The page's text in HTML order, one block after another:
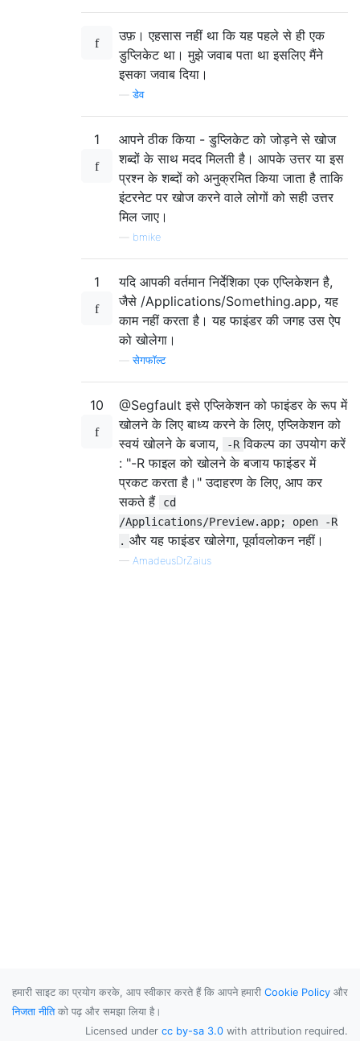
उफ़। एहसास नहीं था कि यह पहले से ही एक
डुप्लिकेट था। मुझे जवाब पता था इसलिए मैंने
इसका जवाब दिया।
—डेव
1
आपने ठीक किया - डुप्लिकेट को जोड़ने से खोज
शब्दों के साथ मदद मिलती है। आपके उत्तर या इस
प्रश्न के शब्दों को अनुक्रमित किया जाता है ताकि
इंटरनेट पर खोज करने वाले लोगों को सही उत्तर
मिल जाए।
bmike
1
यदि आपकी वर्तमान निर्देशिका एक एप्लिकेशन है,
जैसे /Applications/Something.app, यह
काम नहीं करता है। यह फाइंडर की जगह उस ऐप
को खोलेगा।
—सेगफॉल्ट
10
@Segfault इसे एप्लिकेशन को फाइंडर के रूप में
खोलने के लिए बाध्य करने के लिए, एप्लिकेशन को
स्वयं खोलने के बजाय,
-R विकल्प का उपयोग करें
: "-R फाइल को खोलने के बजाय फाइंडर में
प्रकट करता है।" उदाहरण के लिए, आप कर
सकते हैं
cd
/Applications/Preview.app; open -R
. और यह फाइंडर खोलेगा, पूर्वावलोकन नहीं।
— AmadeusDrZaius
हमारी साइट का प्रयोग करके, आप स्वीकार करते हैं कि आपने हमारी Cookie Policy और
निजता नीतिको पढ़ और समझा लिया है।
Licensed under cc by-sa 3.0 with attribution required.